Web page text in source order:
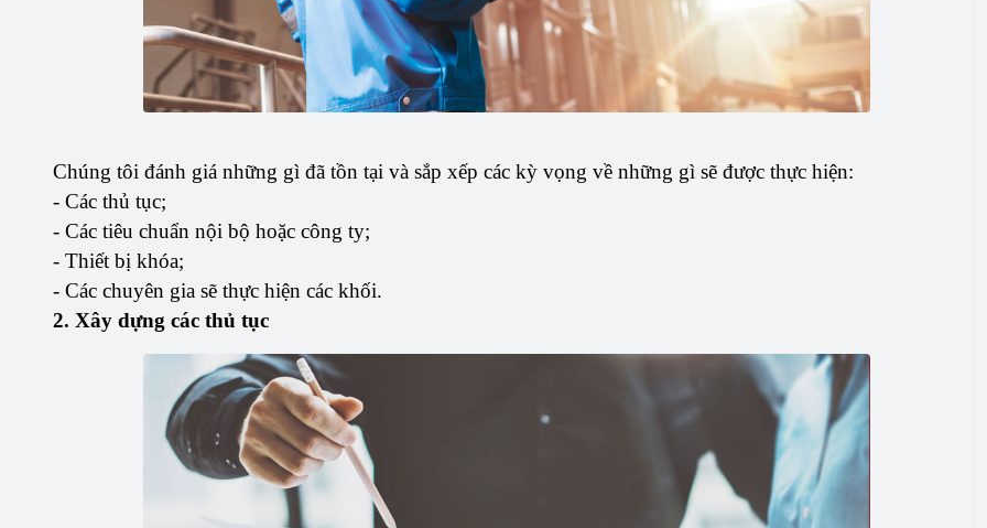
Chúng tôi đánh giá những gì đã tồn tại và sắp xếp các kỳ vọng về những gì sẽ được thực hiện:
- Các thủ tục;
- Các tiêu chuẩn nội bộ hoặc công ty;
- Thiết bị khóa;
- Các chuyên gia sẽ thực hiện các khối.
2. Xây dựng các thủ tục